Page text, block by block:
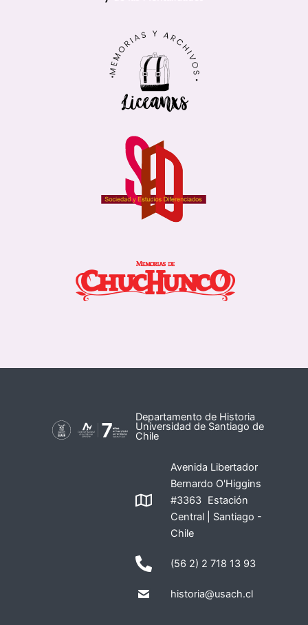
Departamento de Historia
Universidad de Santiago de
Chile
Avenida Libertador
Bernardo O'Higgins
#3363 Estación
Central | Santiago -
Chile
(56 2) 2 718 13 93
historia@usach.cl